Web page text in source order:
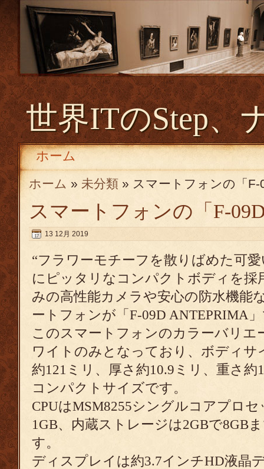
世界ITのStep、
ホーム
ホーム » 未分類 » スマートフォンの「F-
スマートフォンの「F-
13 12月 2019
“フラワーモチーフを散りばめた可
にピッタリなコンパクトボディを採
みの高性能カメラや安心の防水機能
ートフォンが「F-09D ANTEPRIMA
このスマートフォンのカラーバリエ
ワイトのみとなっており、ボディサ
約121ミリ、厚さ約10.9ミリ、重さ約
コンパクトサイズです。
CPUはMSM8255シングルコアプロ
1GB、内蔵ストレージは2GBで8GB
す。
ディスプレイは約3.7インチHD液晶